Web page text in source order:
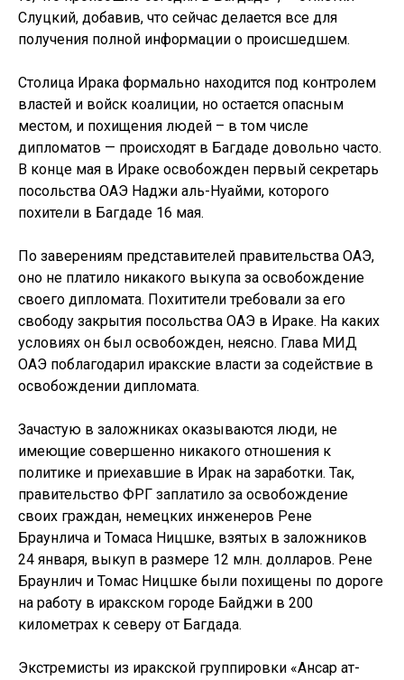
Слуцкий, добавив, что сейчас делается все для
получения полной информации о происшедшем.
Столица Ирака формально находится под контролем
властей и войск коалиции, но остается опасным
местом, и похищения людей – в том числе
дипломатов — происходят в Багдаде довольно часто.
В конце мая в Ираке освобожден первый секретарь
посольства ОАЭ Наджи аль-Нуайми, которого
похители в Багдаде 16 мая.
По заверениям представителей правительства ОАЭ,
оно не платило никакого выкупа за освобождение
своего дипломата. Похитители требовали за его
свободу закрытия посольства ОАЭ в Ираке. На каких
условиях он был освобожден, неясно. Глава МИД
ОАЭ поблагодарил иракские власти за содействие в
освобождении дипломата.
Зачастую в заложниках оказываются люди, не
имеющие совершенно никакого отношения к
политике и приехавшие в Ирак на заработки. Так,
правительство ФРГ заплатило за освобождение
своих граждан, немецких инженеров Рене
Браунлича и Томаса Ницшке, взятых в заложников
24 января, выкуп в размере 12 млн. долларов. Рене
Браунлич и Томас Ницшке были похищены по дороге
на работу в иракском городе Байджи в 200
километрах к северу от Багдада.
Экстремисты из иракской группировки «Ансар ат-